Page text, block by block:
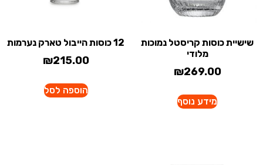
שישיית כוסות קריסטל נמוכות
מלודי
₪269.00
מידע נוסף
12 כוסות הייבול טארק נערמות
₪215.00
הוספה לסל